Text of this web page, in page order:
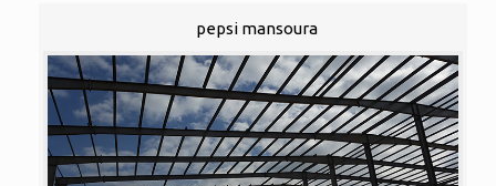
pepsi mansoura